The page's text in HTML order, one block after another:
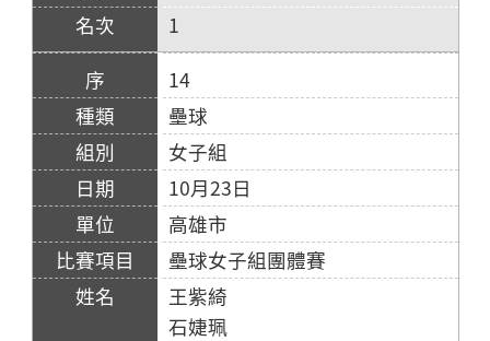
1
14
壘球
女子組
10月23日
高雄市
壘球女子組團體賽
王紫綺
石婕珮